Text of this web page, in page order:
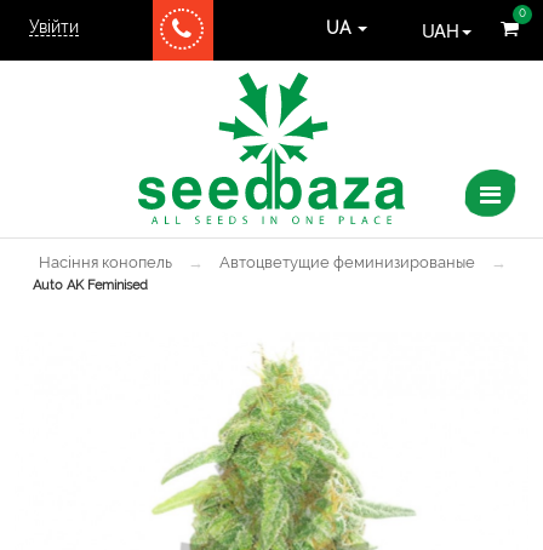
Увійти
0
UA UAH
Насіння конопель → Автоцветущие феминизированые →
Auto AK Feminised